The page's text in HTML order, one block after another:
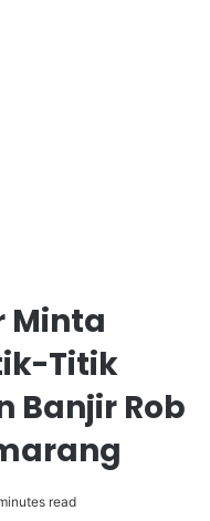
Minta
Titik
Banjir Rob
read